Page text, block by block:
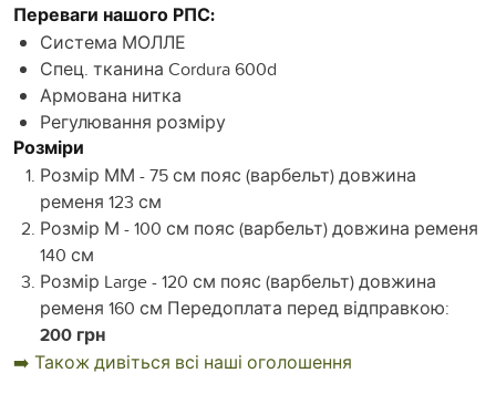
Переваги нашого РПС:
Система МОЛЛЕ
Спец. тканина Cordura 600d
Армована нитка
Регулювання розміру
Розміри
Розмір ММ - 75 см пояс (варбельт) довжина
ременя 123 см
Розмір М - 100 см пояс (варбельт) довжина ременя
140 см
Розмір Large - 120 см пояс (варбельт) довжина
ременя 160 см Передоплата перед відправкою:
200 грн
➡️ Також дивіться всі наші оголошення